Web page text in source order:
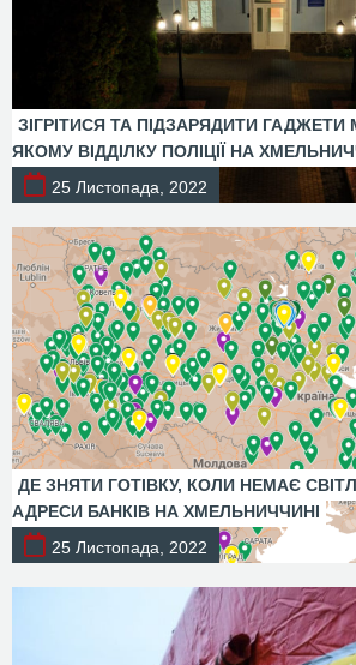
ЗІГРІТИСЯ ТА ПІДЗАРЯДИТИ
ЯКОМУ ВІДДІЛКУ ПОЛІЦІЇ НА
25 Листопада, 2022
ДЕ ЗНЯТИ ГОТІВКУ, КОЛИ НЕМАЄ
АДРЕСИ БАНКІВ НА ХМЕЛЬНИЧЧИНІ
25 Листопада, 2022